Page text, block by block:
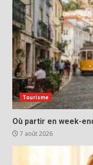
Tourisme
Où partir en week-
7 août 2026